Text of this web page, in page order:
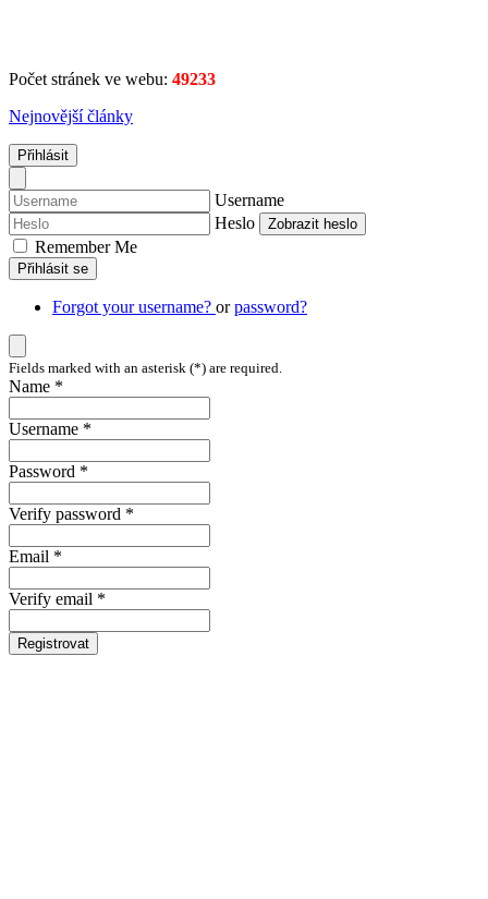
Počet stránek ve webu: 49233
Nejnovější články
Přihlásit
Username
Heslo
Zobrazit heslo
Remember Me
Přihlásit se
Forgot your username? orpassword?
Fields marked with an asterisk (*) are required.
Name *
Username *
Password *
Verify password *
Email *
Verify email *
Registrovat